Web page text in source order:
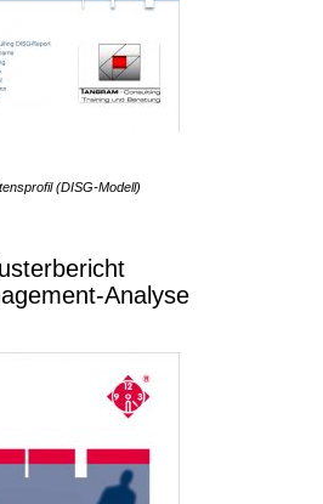
(DISG-Modell)
Analyse